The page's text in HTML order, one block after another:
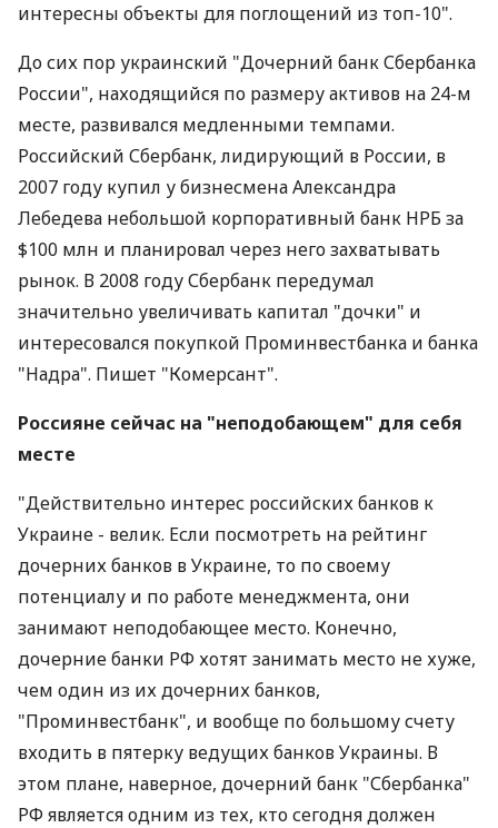
интересны объекты для поглощений из топ-10".
До сих пор украинский "Дочерний банк Сбербанка
России", находящийся по размеру активов на 24-м
месте, развивался медленными темпами.
Российский Сбербанк, лидирующий в России, в
2007 году купил у бизнесмена Александра
Лебедева небольшой корпоративный банк НРБ за
$100 млн и планировал через него захватывать
рынок. В 2008 году Сбербанк передумал
значительно увеличивать капитал "дочки" и
интересовался покупкой Проминвестбанка и банка
"Надра". Пишет "Комерсант".
Россияне сейчас на "неподобающем" для себя
месте
"Действительно интерес российских банков к
Украине - велик. Если посмотреть на рейтинг
дочерних банков в Украине, то по своему
потенциалу и по работе менеджмента, они
занимают неподобающее место. Конечно,
дочерние банки РФ хотят занимать место не хуже,
чем один из их дочерних банков,
"Проминвестбанк", и вообще по большому счету
входить в пятерку ведущих банков Украины. В
этом плане, наверное, дочерний банк "Сбербанка"
РФ является одним из тех, кто сегодня должен